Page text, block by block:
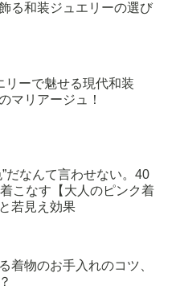
る和装ジュエリーの選び
リーで魅せる現代和装
マリアージュ！
”だなんて言わせない。40
こなす【大人のピンク着
若見え効果
着物のお手入れのコツ、